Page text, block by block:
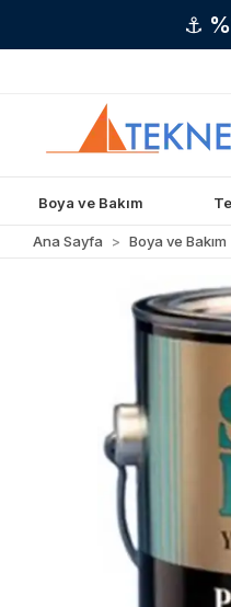
⚓
Boya ve Bakım
Ana Sayfa Boya ve Bakım